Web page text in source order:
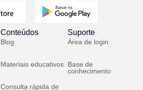
Conteúdos
Blog
Materiais educativos
Consulta rápida de
Suporte
Área de login
Base de
conhecimento